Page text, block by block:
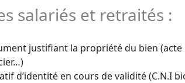
salariés et retraités :
justifiant la propriété du bien
d’identité en cours de validité (C.N.I